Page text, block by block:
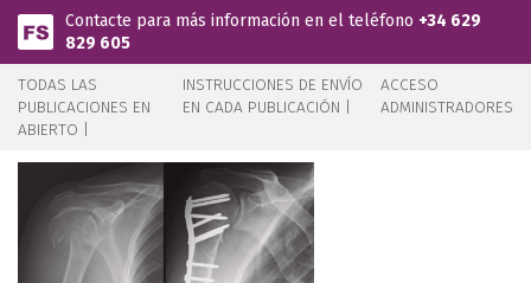
Pasar al contenido principal
Contacte para más información en el teléfono +34 629
829 605
TODAS LAS
PUBLICACIONES EN
ABIERTO |
INSTRUCCIONES DE ENVÍO
EN CADA PUBLICACIÓN |
ACCESO
ADMINISTRADORES